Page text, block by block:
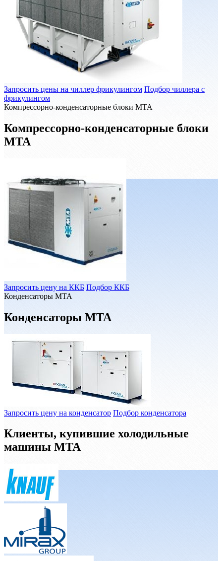
Запросить цены на чиллер фрикулингом Подбор чиллера с
фрикулингом
Компрессорно-конденсаторные блоки MTA
Компрессорно-конденсаторные блоки
MTA
Запросить цену на ККБ Подбор ККБ
Конденсаторы MTA
Конденсаторы MTA
Запросить цену на конденсатор Подбор конденсатора
Клиенты, купившие холодильные
машины MTA